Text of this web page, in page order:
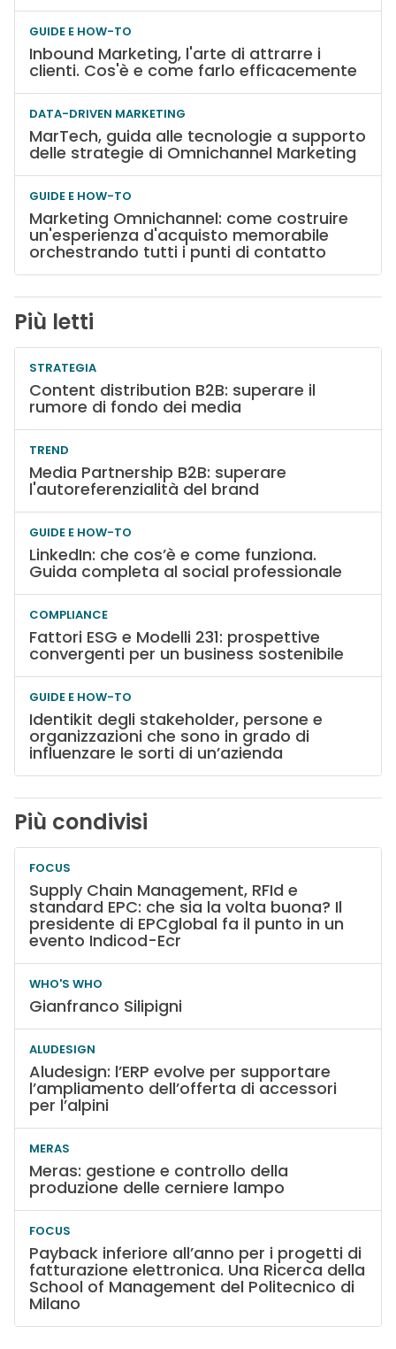
GUIDE E HOW-TO
Inbound Marketing, l'arte di attrarre i
clienti. Cos'è e come farlo efficacemente
DATA-DRIVEN MARKETING
MarTech, guida alle tecnologie a supporto
delle strategie di Omnichannel Marketing
GUIDE E HOW-TO
Marketing Omnichannel: come costruire
un'esperienza d'acquisto memorabile
orchestrando tutti i punti di contatto
Più letti
STRATEGIA
Content distribution B2B: superare il
rumore di fondo dei media
TREND
Media Partnership B2B: superare
l'autoreferenzialità del brand
GUIDE E HOW-TO
LinkedIn: che cos’è e come funziona.
Guida completa al social professionale
COMPLIANCE
Fattori ESG e Modelli 231: prospettive
convergenti per un business sostenibile
GUIDE E HOW-TO
Identikit degli stakeholder, persone e
organizzazioni che sono in grado di
influenzare le sorti di un’azienda
Più condivisi
FOCUS
Supply Chain Management, RFId e
standard EPC: che sia la volta buona? Il
presidente di EPCglobal fa il punto in un
evento Indicod-Ecr
WHO'S WHO
Gianfranco Silipigni
ALUDESIGN
Aludesign: l’ERP evolve per supportare
l’ampliamento dell’offerta di accessori
per l’alpini
MERAS
Meras: gestione e controllo della
produzione delle cerniere lampo
FOCUS
Payback inferiore all’anno per i progetti di
fatturazione elettronica. Una Ricerca della
School of Management del Politecnico di
Milano